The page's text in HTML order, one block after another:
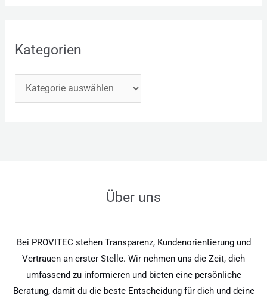
Kategorien
Über uns
Bei PROVITEC stehen Transparenz, Kundenorientierung und
Vertrauen an erster Stelle. Wir nehmen uns die Zeit, dich
umfassend zu informieren und bieten eine persönliche
Beratung, damit du die beste Entscheidung für dich und deine